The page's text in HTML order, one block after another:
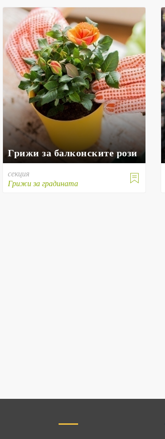
Грижи за балконските рози

секция
Грижи за градината